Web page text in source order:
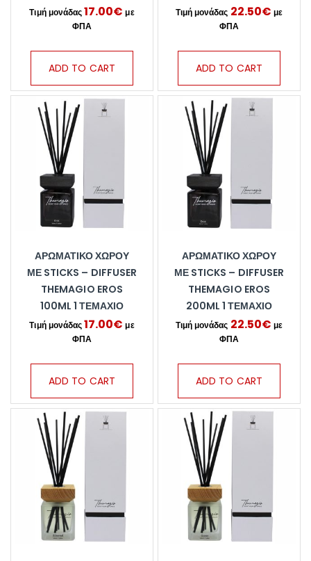
17.00€
ADD TO CART
22.50€
ADD TO CART
ΑΡΩΜΑΤΙΚΌ ΧΏΡΟΥ
ΜΕ STICKS – DIFFUSER
THEMAGIO EROS
100ML 1 ΤΕΜΆΧΙΟ
17.00€
ADD TO CART
ΑΡΩΜΑΤΙΚΌ ΧΏΡΟΥ
ΜΕ STICKS – DIFFUSER
THEMAGIO EROS
200ML 1 ΤΕΜΆΧΙΟ
22.50€
ADD TO CART